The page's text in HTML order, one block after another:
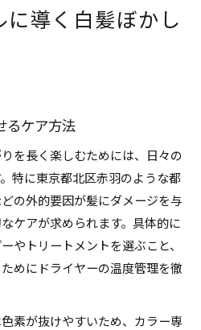
導く白髪ぼかし
るケア方法
を長く楽しむためには、日々の
特に東京都北区赤羽のような都
の外的要因が髪にダメージを与
ケアが求められます。具体的に
やトリートメントを選ぶこと、
めにドライヤーの温度管理を徹
素が抜けやすいため、カラー専